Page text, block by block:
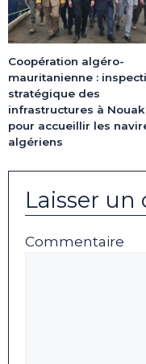
Coopération algéro-
mauritanienne :
stratégique des
infrastructures à
pour accueillir les
algériens
Laisser
Commentaire